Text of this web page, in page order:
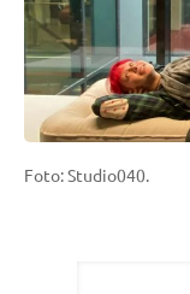
Foto: Studio040.